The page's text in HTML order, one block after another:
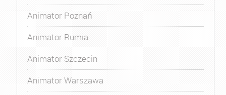
Animator Poznań
Animator Rumia
Animator Szczecin
Animator Warszawa